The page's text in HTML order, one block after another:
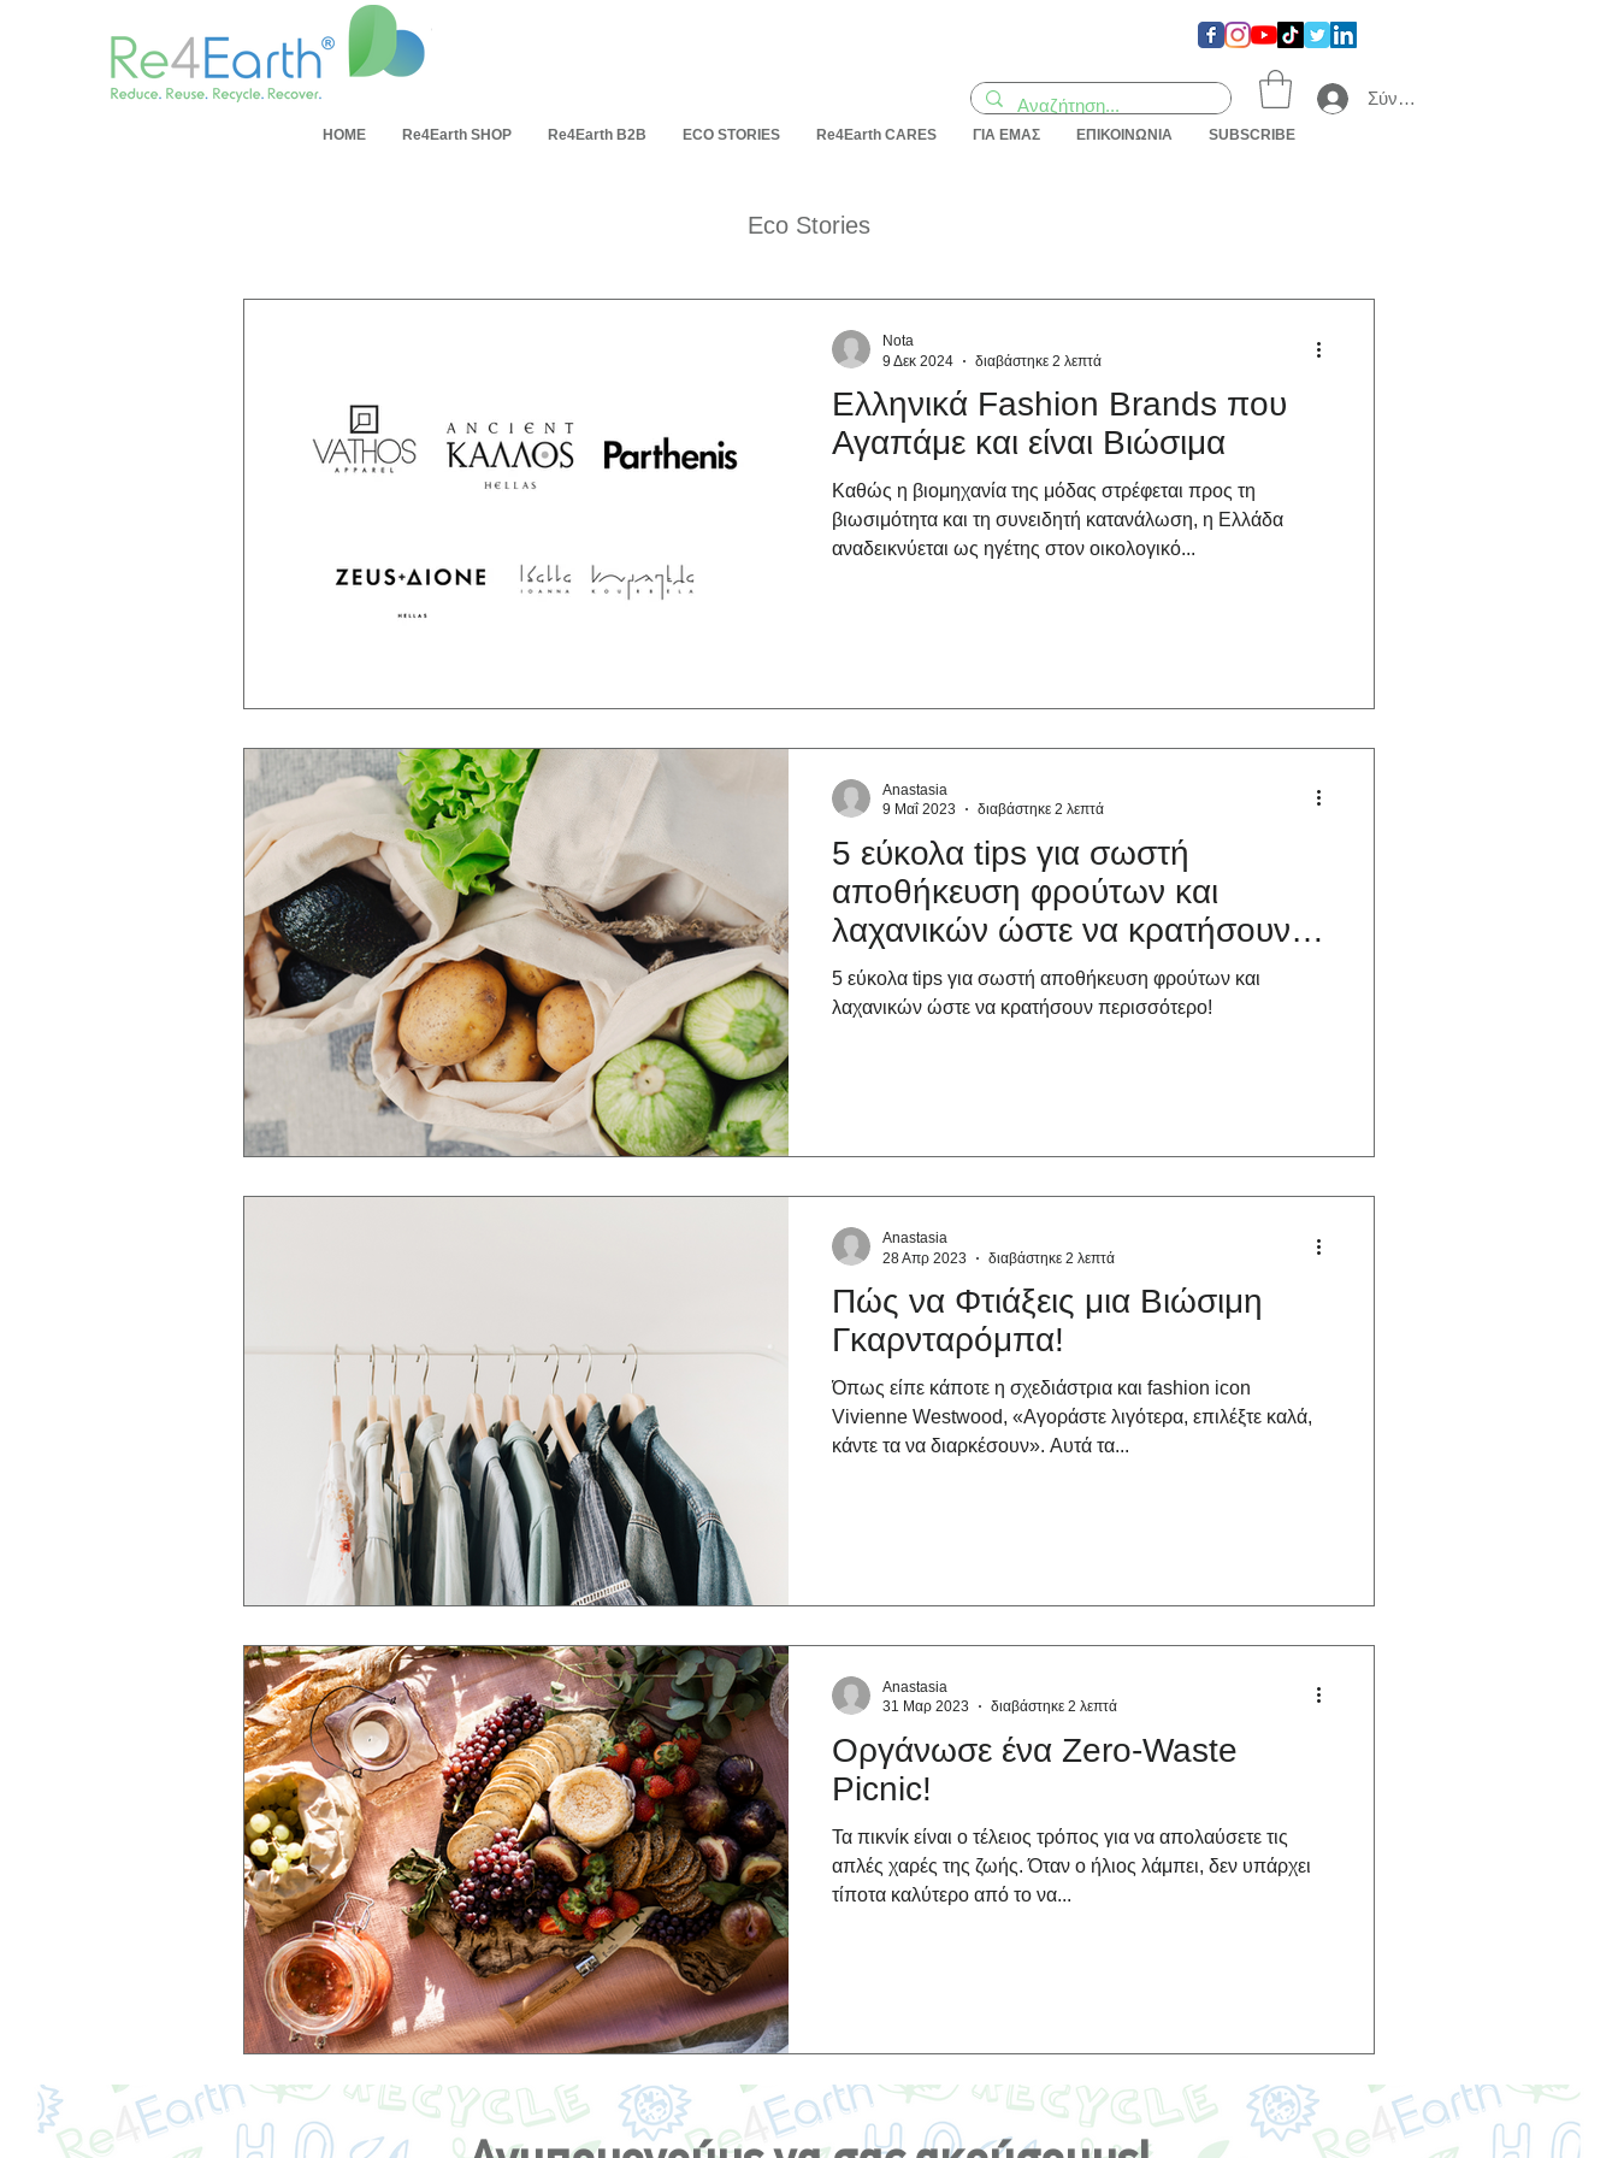
Σύνδεση
ΗΟΜΕ Re4Earth SHOP Re4Earth B2B ECO STORIES Re4Earth CARES ΓΙΑ ΕΜΑΣ ΕΠΙΚΟΙΝΩΝΙΑ SUBSCRIBE
Eco Stories
Ελληνικά Fashion Brands που
Αγαπάμε και είναι Βιώσιμα
Καθώς η βιομηχανία της μόδας στρέφεται προς τη
βιωσιμότητα και τη συνειδητή κατανάλωση, η Ελλάδα
αναδεικνύεται ως ηγέτης στον οικολογικό...
Nota
9 Δεκ 2024
διαβάστηκε 2 λεπτά
5 εύκολα tips για σωστή
αποθήκευση φρούτων και
λαχανικών ώστε να κρατήσουν
περισσότερο!
5 εύκολα tips για σωστή αποθήκευση φρούτων και
λαχανικών ώστε να κρατήσουν περισσότερο!
Anastasia
9 Μαΐ 2023
διαβάστηκε 2 λεπτά
Πώς να Φτιάξεις μια Βιώσιμη
Γκαρνταρόμπα!
Όπως είπε κάποτε η σχεδιάστρια και fashion icon
Vivienne Westwood, «Αγοράστε λιγότερα, επιλέξτε καλά,
κάντε τα να διαρκέσουν». Αυτά τα...
Anastasia
28 Απρ 2023
διαβάστηκε 2 λεπτά
Οργάνωσε ένα Zero-Waste
Picnic!
Τα πικνίκ είναι ο τέλειος τρόπος για να απολαύσετε τις
απλές χαρές της ζωής. Όταν ο ήλιος λάμπει, δεν υπάρχει
τίποτα καλύτερο από το να...
Anastasia
31 Μαρ 2023
διαβάστηκε 2 λεπτά